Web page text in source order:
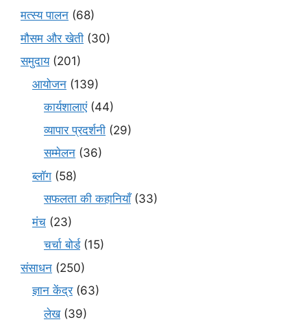
मत्स्य पालन (68)
मौसम और खेती (30)
समुदाय(201)
आयोजन (139)
कार्यशालाएं(44)
व्यापार प्रदर्शनी (29)
सम्मेलन (36)
ब्लॉग (58)
सफलता की कहानियाँ(33)
मंच (23)
चर्चा बोर्ड(15)
संसाधन (250)
ज्ञान केंद्र(63)
लेख(39)